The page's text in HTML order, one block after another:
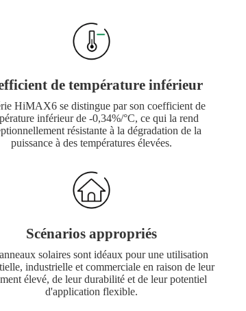
de température inférieur
HiMAX6 se distingue par son coefficient de
inférieur de -0,34%/°C, ce qui la rend
résistante à la dégradation de la
puissance à des températures élevées.
Scénarios appropriés
solaires sont idéaux pour une utilisation
industrielle et commerciale en raison de leur
élevé, de leur durabilité et de leur potentiel
d'application flexible.